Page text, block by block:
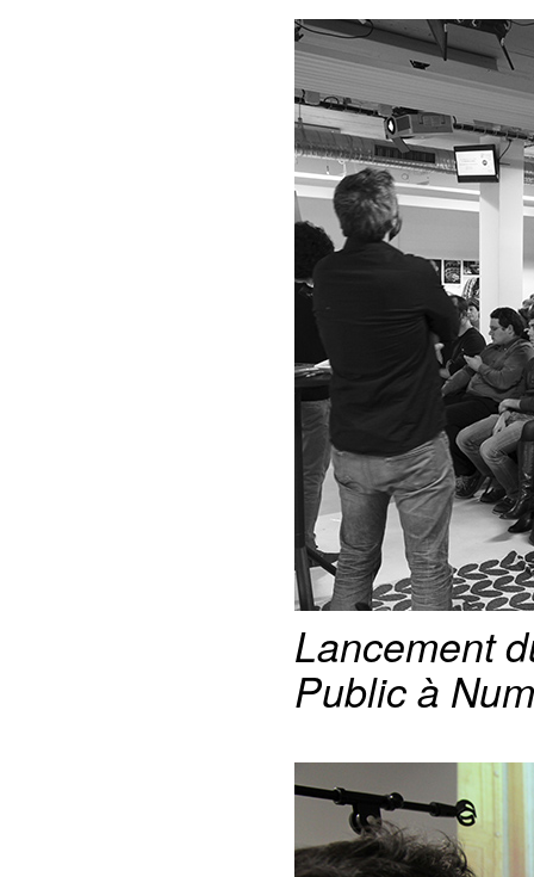
Lancement
Public à